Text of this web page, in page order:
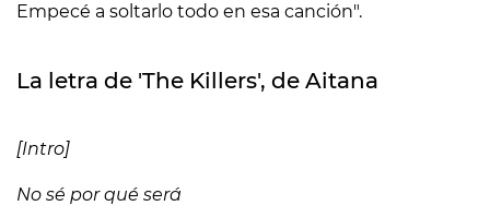
Empecé a soltarlo todo en esa canción".
La letra de 'The Killers', de Aitana
[Intro]
No sé por qué será